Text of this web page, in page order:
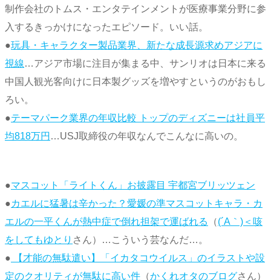
制作会社のトムス・エンタテインメントが医療事業分野に参
入するきっかけになったエピソード。いい話。
●玩具・キャラクター製品業界、新たな成長源求めアジアに
視線…アジア市場に注目が集まる中、サンリオは日本に来る
中国人観光客向けに日本製グッズを増やすというのがおもし
ろい。
●テーマパーク業界の年収比較 トップのディズニーは社員平
均818万円 …USJ取締役の年収なんでこんなに高いの。
●マスコット「ライトくん」お披露目 宇都宮ブリッツェン
●カエルに猛暑は辛かった？愛媛の準マスコットキャラ・カ
エルの一平くんが熱中症で倒れ担架で運ばれる
（(´A｀)＜咳
をしてもゆとり さん）…こういう芸なんだ…。
● 【才能の無駄遣い】「イカタコウイルス」のイラストや設
定のクオリティが無駄に高い件 （かくれオタのブログさん）